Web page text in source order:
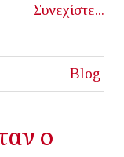
Συνεχίστε...
Blog
ο